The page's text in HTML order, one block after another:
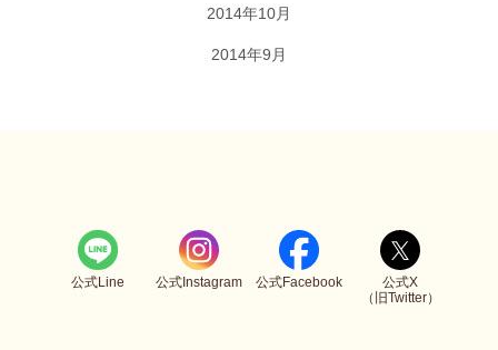
2014年10月
2014年9月
公式Line 公式Instagram 公式Facebook
公式X
（旧Twitter）